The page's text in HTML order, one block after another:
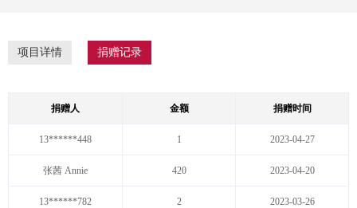
项目详情 捐赠记录
捐赠人 金额 捐赠时间
13******448 1 2023-04-27
张茜 Annie 420 2023-04-20
13******782 2 2023-03-26